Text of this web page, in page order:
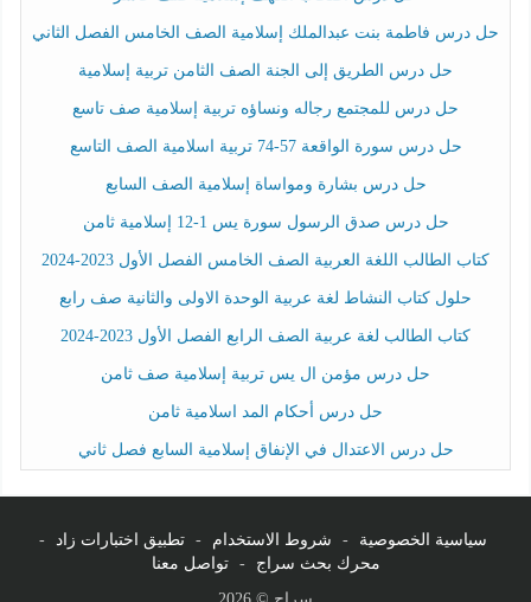
حل درس فاطمة بنت عبدالملك إسلامية الصف الخامس الفصل الثاني
حل درس الطريق إلى الجنة الصف الثامن تربية إسلامية
حل درس للمجتمع رجاله ونساؤه تربية إسلامية صف تاسع
حل درس سورة الواقعة 57-74 تربية اسلامية الصف التاسع
حل درس بشارة ومواساة إسلامية الصف السابع
حل درس صدق الرسول سورة يس 1-12 إسلامية ثامن
كتاب الطالب اللغة العربية الصف الخامس الفصل الأول 2023-2024
حلول كتاب النشاط لغة عربية الوحدة الاولى والثانية صف رابع
كتاب الطالب لغة عربية الصف الرابع الفصل الأول 2023-2024
حل درس مؤمن ال يس تربية إسلامية صف ثامن
حل درس أحكام المد اسلامية ثامن
حل درس الاعتدال في الإنفاق إسلامية السابع فصل ثاني
سياسية الخصوصية - شروط الاستخدام - تطبيق اختبارات زاد
-
محرك بحث سراج
-
تواصل معنا